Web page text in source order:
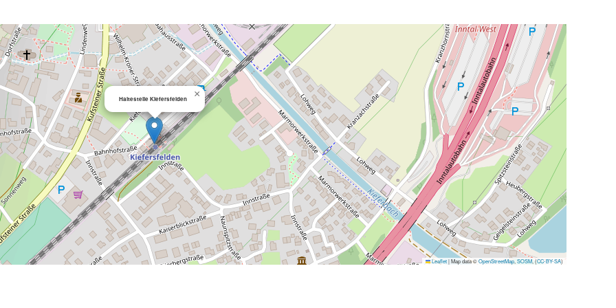
Haltestelle Kiefersfelden ×
Leaflet|Map data ©OpenStreetMap SOSM , (CC-BY-SA)